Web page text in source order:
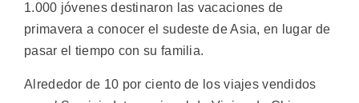
1.000 jóvenes destinaron las vacaciones de
primavera a conocer el sudeste de Asia, en lugar de
pasar el tiempo con su familia.
Alrededor de 10 por ciento de los viajes vendidos